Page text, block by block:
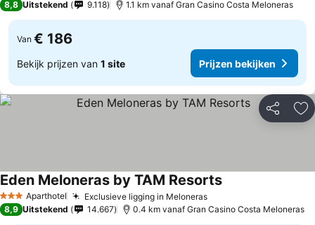
8,8 Uitstekend 9.118 1.1 km vanaf Gran Casino Costa Meloneras
Van € 186
Bekijk prijzen van 1 site Prijzen bekijken
Delen
3 SterrenAparthotel Exclusieve ligging in MelonerasPrijzen bekijken
Eden Meloneras by TAM ResortsPrijzen bekijken
8,9 Uitstekend 14.667 0.4 km vanaf Gran Casino Costa Meloneras